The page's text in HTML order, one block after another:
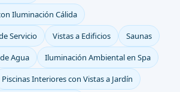
Iluminación Cálida
Servicio
Vistas a Edificios
Saunas
Agua
Iluminación Ambiental en Spa
Piscinas Interiores con Vistas a Jardín